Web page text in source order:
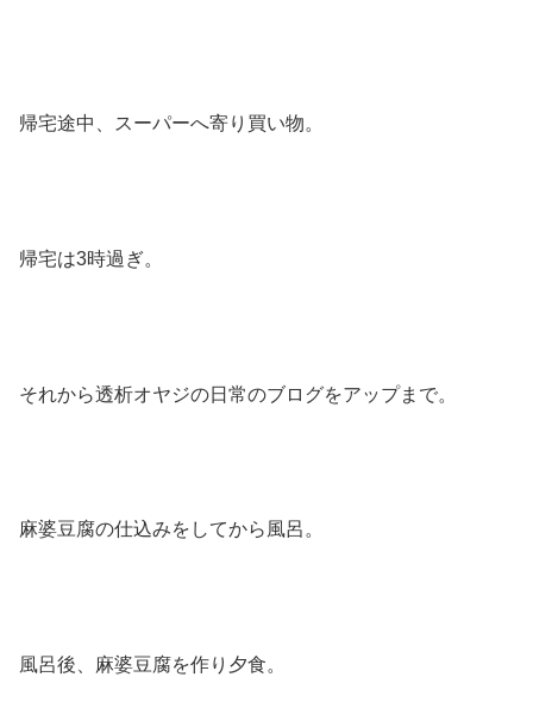
帰宅途中、スーパーへ寄り買い物。
帰宅は3時過ぎ。
それから透析オヤジの日常のブログをアップまで。
麻婆豆腐の仕込みをしてから風呂。
風呂後、麻婆豆腐を作り夕食。